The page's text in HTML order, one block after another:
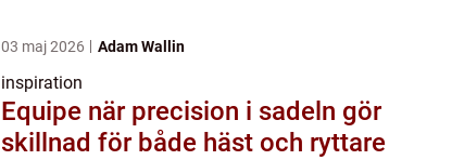
03 maj 2026 Adam Wallin
inspiration
Equipe när precision i sadeln gör
skillnad för både häst och ryttare